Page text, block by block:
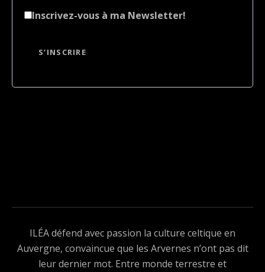
Inscrivez-vous à ma Newsletter!
S’INSCRIRE
ILÉA défend avec passion la culture celtique en
Auvergne, convaincue que les Arvernes n’ont pas dit
leur dernier mot. Entre monde terrestre et